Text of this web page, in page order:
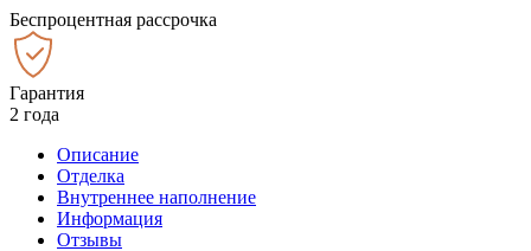
Беспроцентная рассрочка
Гарантия
2 года
Описание
Отделка
Внутреннее наполнение
Информация
Отзывы